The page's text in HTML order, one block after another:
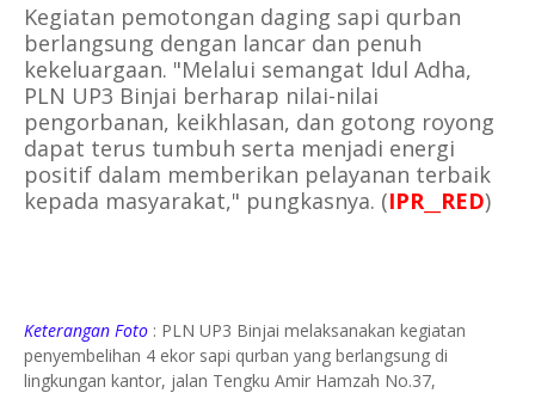
Kegiatan pemotongan daging sapi qurban
berlangsung dengan lancar dan penuh
kekeluargaan. "Melalui semangat Idul Adha,
PLN UP3 Binjai berharap nilai-nilai
pengorbanan, keikhlasan, dan gotong royong
dapat terus tumbuh serta menjadi energi
positif dalam memberikan pelayanan terbaik
kepada masyarakat," pungkasnya. (IPR__RED)
Keterangan Foto : PLN UP3 Binjai melaksanakan kegiatan
penyembelihan 4 ekor sapi qurban yang berlangsung di
lingkungan kantor, jalan Tengku Amir Hamzah No.37,